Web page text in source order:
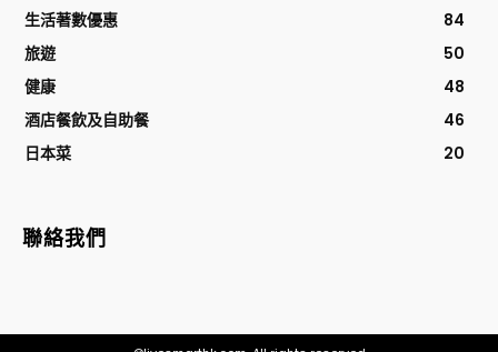
生活著數優惠
84
旅遊
50
健康
48
酒店餐飲及自助餐
46
日本菜
20
聯絡我們